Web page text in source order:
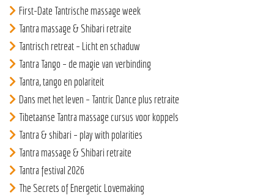
First-Date Tantrische massage week
Tantra massage & Shibari retraite
Tantrisch retreat – Licht en schaduw
Tantra Tango – de magie van verbinding
Tantra, tango en polariteit
Dans met het leven – Tantric Dance plus retraite
Tibetaanse Tantra massage cursus voor koppels
Tantra & shibari – play with polarities
Tantra massage & Shibari retraite
Tantra festival 2026
The Secrets of Energetic Lovemaking